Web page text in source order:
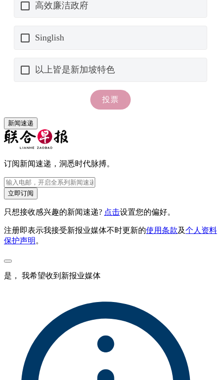
新闻速递
订阅新闻速递，洞悉时代脉搏。
立即订阅
只想接收感兴趣的新闻速递? 点击设置您的偏好。
注册即表示我接受新报业媒体不时更新的使用条款及个人资料
保护声明 。
是， 我希望收到新报业媒体